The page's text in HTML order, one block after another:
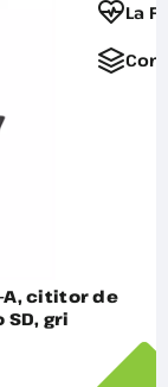
La
A, cititor de
gri